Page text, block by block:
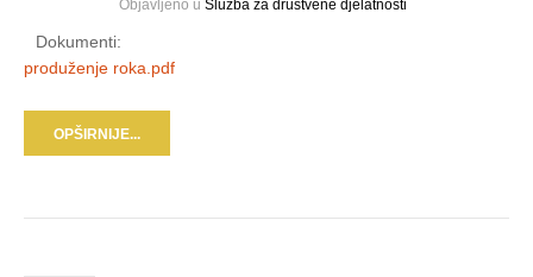
Objavljeno u Služba za društvene djelatnosti
Dokumenti:
produženje roka.pdf
OPŠIRNIJE...